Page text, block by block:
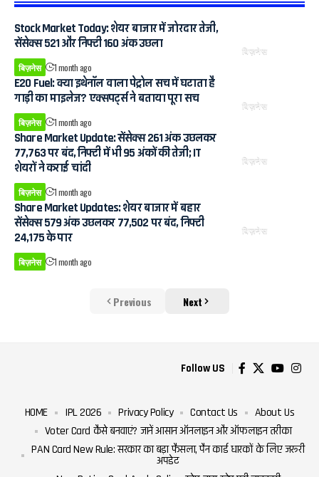
बिज़नेस
Stock Market Today: शेयर बाजार में जोरदार तेजी,
सेंसेक्स 521 और निफ्टी 160 अंक उछला
बिज़नेस 1 month ago
बिज़नेस
E20 Fuel: क्या इथेनॉल वाला पेट्रोल सच में घटाता है
गाड़ी का माइलेज? एक्सपर्ट्स ने बताया पूरा सच
बिज़नेस 1 month ago
बिज़नेस
Share Market Update: सेंसेक्स 261 अंक उछलकर
77,763 पर बंद, निफ्टी में भी 95 अंकों की तेजी; IT
शेयरों ने कराई चांदी
बिज़नेस 1 month ago
बिज़नेस
Share Market Updates: शेयर बाजार में बहार
सेंसेक्स 579 अंक उछलकर 77,502 पर बंद, निफ्टी
24,175 के पार
बिज़नेस 1 month ago
Previous Next
Follow US
HOME IPL 2026 Privacy Policy Contact Us
About Us
Voter Card कैसे बनवाएं? जानें आसान ऑनलाइन और ऑफलाइन तरीका
PAN Card New Rule: सरकार का बड़ा फैसला, पैन कार्ड धारकों के लिए जरूरी
अपडेट